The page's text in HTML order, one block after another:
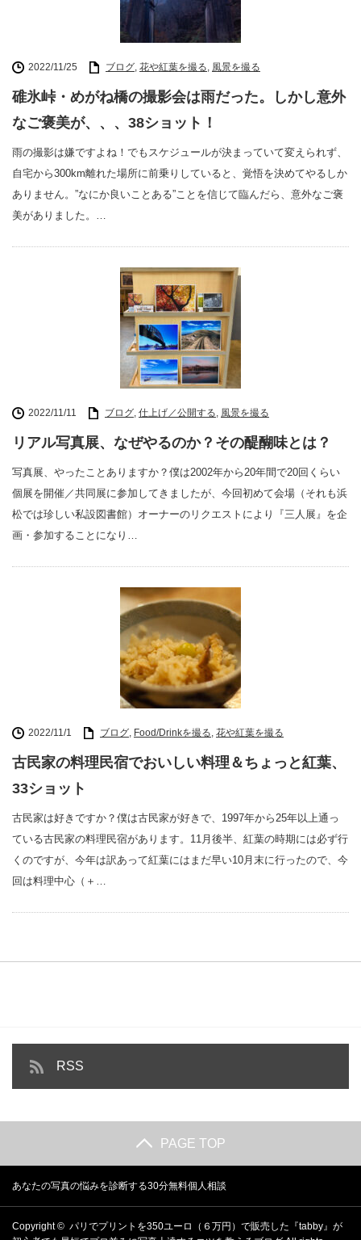
2022/11/25 ブログ, 花や紅葉を撮る, 風景を撮る
碓氷峠・めがね橋の撮影会は雨だった。しかし意外
なご褒美が、、、38ショット！
雨の撮影は嫌ですよね！でもスケジュールが決まっていて変えられず、
自宅から300km離れた場所に前乗りしていると、覚悟を決めてやるしか
ありません。”なにか良いことある”ことを信じて臨んだら、意外なご褒
美がありました。…
2022/11/11 ブログ, 仕上げ／公開する, 風景を撮る
リアル写真展、なぜやるのか？その醍醐味とは？
写真展、やったことありますか？僕は2002年から20年間で20回くらい
個展を開催／共同展に参加してきましたが、今回初めて会場（それも浜
松では珍しい私設図書館）オーナーのリクエストにより『三人展』を企
画・参加することになり…
2022/11/1 ブログ, Food/Drinkを撮る, 花や紅葉を撮る
古民家の料理民宿でおいしい料理＆ちょっと紅葉、
33ショット
古民家は好きですか？僕は古民家が好きで、1997年から25年以上通っ
ている古民家の料理民宿があります。11月後半、紅葉の時期には必ず行
くのですが、今年は訳あって紅葉にはまだ早い10月末に行ったので、今
回は料理中心（＋…
RSS
PAGE TOP
あなたの写真の悩みを診断する30分無料個人相談
Copyright © パリでプリントを350ユーロ（６万円）で販売した『tabby』が